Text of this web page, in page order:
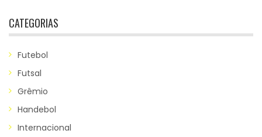
CATEGORIAS
Futebol
Futsal
Grêmio
Handebol
Internacional